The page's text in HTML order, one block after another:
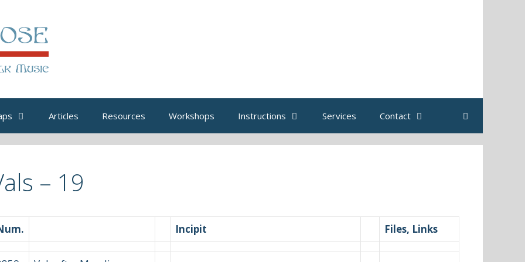
Articles Resources Workshops Instructions Services Contact
– 19
Incipit Files, Links